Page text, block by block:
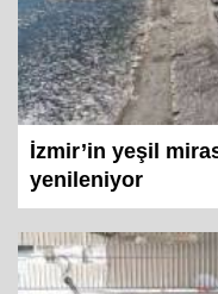
İzmir’in yeşil
yenileniyor